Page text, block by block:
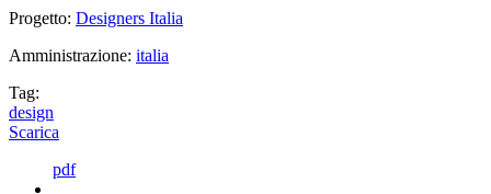
Progetto: Designers Italia
Amministrazione: italia
Tag:
design
Scarica
pdf